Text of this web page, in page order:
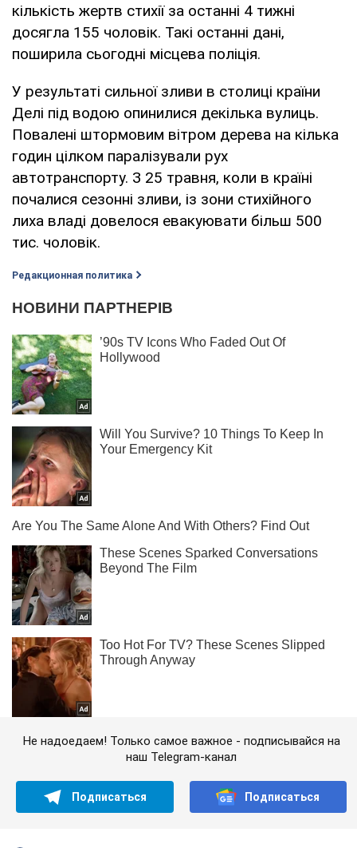
кількість жертв стихії за останні 4 тижні
досягла 155 чоловік. Такі останні дані,
поширила сьогодні місцева поліція.
У результаті сильної зливи в столиці країни
Делі під водою опинилися декілька вулиць.
Повалені штормовим вітром дерева на кілька
годин цілком паралізували рух
автотранспорту. З 25 травня, коли в країні
почалися сезонні зливи, із зони стихійного
лиха владі довелося евакуювати більш 500
тис. чоловік.
Редакционная политика
Не надоедаем! Только самое важное - подписывайся на
наш Telegram-канал
Подписаться Подписаться